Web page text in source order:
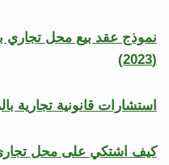
نموذج عقد بيع محل تجاري
(2023)
استشارات قانونية تجارية
كيف اشتكي على محل تجاري